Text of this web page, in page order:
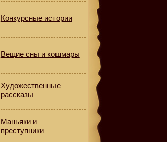
Конкурсные истории
Вещие сны и кошмары
Художественные
рассказы
Маньяки и
преступники